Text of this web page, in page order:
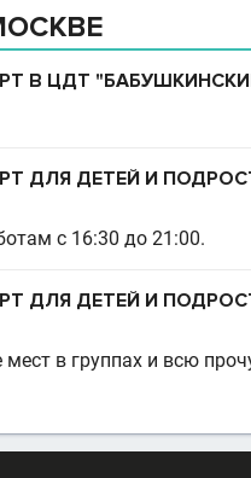
В ЦДТ
ДЛЯ ДЕТЕЙ И
с 16:30 до 21:00.
ДЛЯ ДЕТЕЙ И
мест в группах и всю